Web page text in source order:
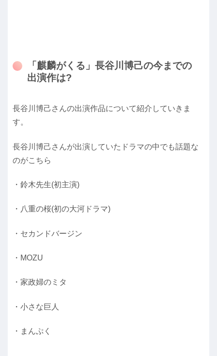
「麒麟がくる」長谷川博己の今までの
出演作は?
長谷川博己さんの出演作品について紹介していきま
す。
長谷川博己さんが出演していたドラマの中でも話題な
のがこちら
・鈴木先生(初主演)
・八重の桜(初の大河ドラマ)
・セカンドバージン
・MOZU
・家政婦のミタ
・小さな巨人
・まんぷく